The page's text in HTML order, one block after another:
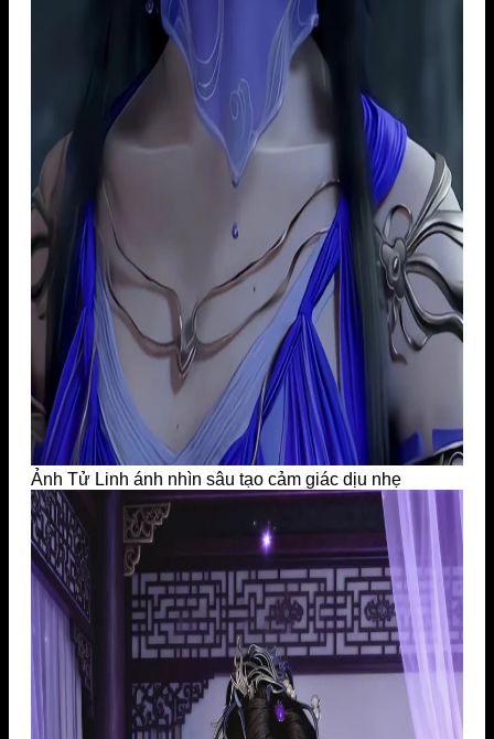
Ảnh Tử Linh ánh nhìn sâu tạo cảm giác dịu nhẹ